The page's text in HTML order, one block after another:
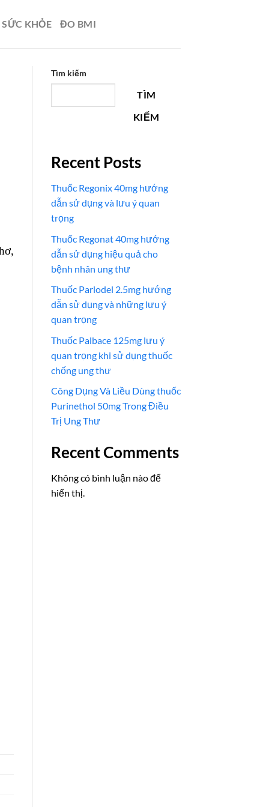
KHỎE ĐO BMI
Tìm kiếm
TÌM
KIẾM
Recent Posts
Thuốc Regonix 40mg hướng
dẫn sử dụng và lưu ý quan
trọng
Thuốc Regonat 40mg hướng
dẫn sử dụng hiệu quả cho
bệnh nhân ung thư
Thuốc Parlodel 2.5mg hướng
dẫn sử dụng và những lưu ý
quan trọng
Thuốc Palbace 125mg lưu ý
quan trọng khi sử dụng thuốc
chống ung thư
Công Dụng Và Liều Dùng thuốc
Purinethol 50mg Trong Điều
Trị Ung Thư
Recent Comments
Không có bình luận nào để
hiển thị.